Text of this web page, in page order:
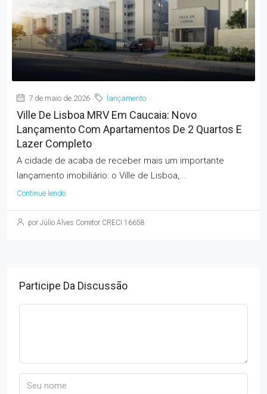
7 de maio de 2026 lançamento
Ville De Lisboa MRV Em Caucaia: Novo
Lançamento Com Apartamentos De 2 Quartos E
Lazer Completo
A cidade de acaba de receber mais um importante
lançamento imobiliário: o Ville de Lisboa,...
Continue lendo
por Júlio Alves Corretor CRECI 16658
Participe Da Discussão